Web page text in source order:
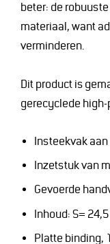
beter: de
materiaal, want
verminderen.
Dit product is
gerecyclede
Insteekvak
Inzetstuk van
Gevoerde
Inhoud: S=
Platte binding,